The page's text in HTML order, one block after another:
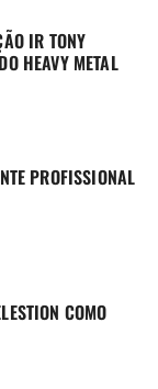
IR TONY
HEAVY METAL
PROFISSIONAL
COMO